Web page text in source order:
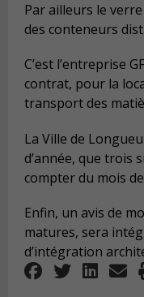
Par ailleurs le
des conteneurs
C’est l’entreprise
contrat, pour la
transport des
La Ville de
d’année, que trois
compter du mois
Enfin, un avis de
matures, sera
d’intégration